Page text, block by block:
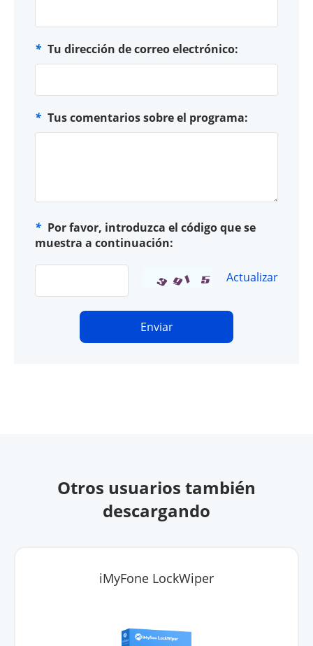
* Tu dirección de correo electrónico:
* Tus comentarios sobre el programa:
* Por favor, introduzca el código que se
muestra a continuación:
Actualizar
Enviar
Otros usuarios también
descargando
iMyFone LockWiper